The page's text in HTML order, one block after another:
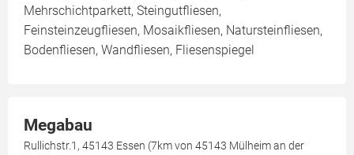
Mehrschichtparkett, Steingutfliesen,
Feinsteinzeugfliesen, Mosaikfliesen, Natursteinfliesen,
Bodenfliesen, Wandfliesen, Fliesenspiegel
Megabau
Rullichstr.1, 45143 Essen (7km von 45143 Mülheim an der